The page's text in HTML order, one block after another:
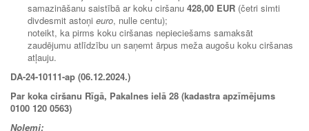
samazināšanu saistībā ar koku ciršanu 428,00 EUR (četri simti
divdesmit astoņi euro, nulle centu);
noteikt, ka pirms koku ciršanas nepieciešams samaksāt
zaudējumu atlīdzību un saņemt ārpus meža augošu koku ciršanas
atļauju.
DA-24-10111-ap (06.12.2024.)
Par koka ciršanu Rīgā, Pakalnes ielā 28 (kadastra apzīmējums
0100 120 0563)
Nolemj: